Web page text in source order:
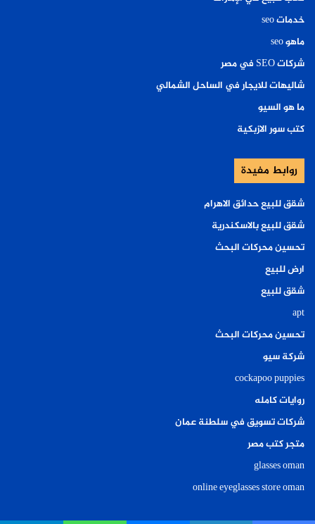
خدمات seo
ماهو seo
شركات SEO في مصر
شاليهات للايجار في الساحل الشمالي
ما هو السيو
كتب سور الازبكية
روابط مفيدة
شقق للبيع حدائق الاهرام
شقق للبيع بالاسكندرية
تحسين محركات البحث
ارض للبيع
شقق للبيع
apt
تحسين محركات البحث
شركة سيو
cockapoo puppies
روايات كامله
شركات تسويق في سلطنة عمان
متجر كتب مصر
glasses oman
online eyeglasses store oman